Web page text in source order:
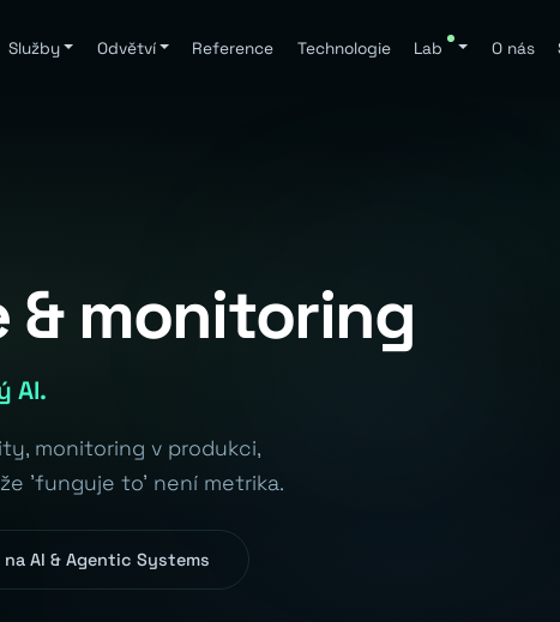
Služby Odvětví Reference Technologie Lab O nás
& monitoring
AI.
monitoring v produkci,
'funguje to' není metrika.
AI & Agentic Systems